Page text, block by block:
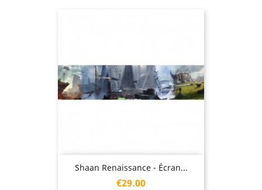
Shaan Renaissance - Écran...
Price
€29.00